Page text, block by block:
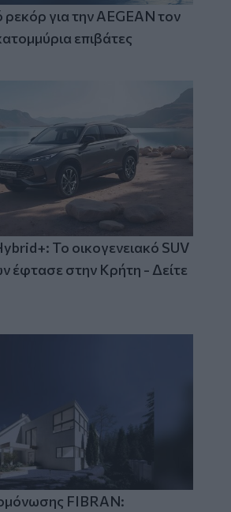
ρεκόρ για την AEGEAN τον
επιβάτες
Το οικογενειακό SUV
έφτασε στην Κρήτη - Δείτε
FIBRAN: